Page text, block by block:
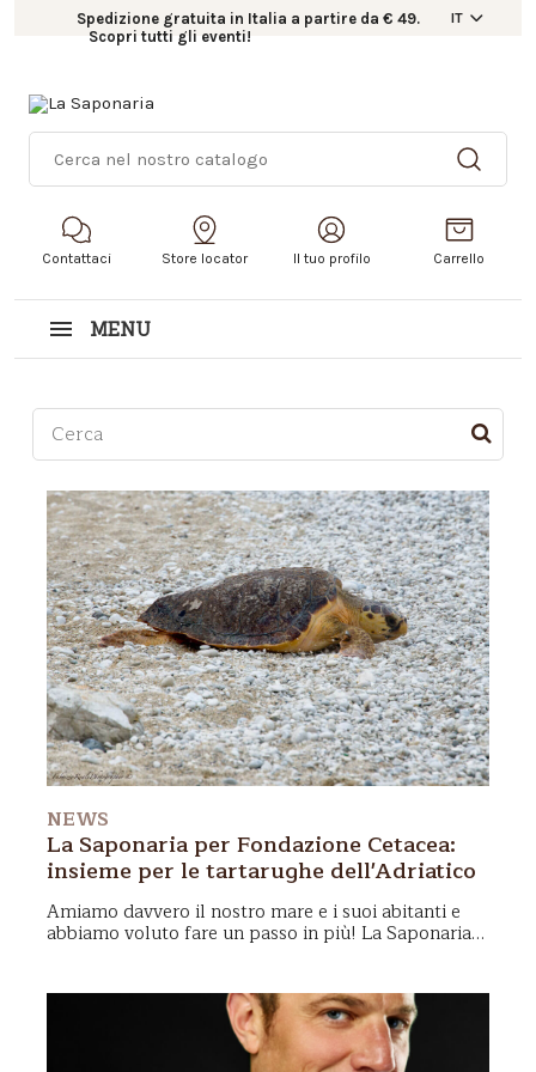
Spedizione gratuita in Italia a partire da € 49.
Scopri tutti gli eventi!
IT
Contattaci Store locator Il tuo profilo Carrello
MENU
Questo è un campo di ricerca con una funzionalità
Non sono presenti suggerimenti perché il campo
NEWS
La Saponaria per Fondazione Cetacea:
insieme per le tartarughe dell'Adriatico
Amiamo davvero il nostro mare e i suoi abitantie
abbiamo voluto fare un passo in più! La Saponaria
salvaguardia dei cetacei e delle tartarughe dell'alto
dopo le due tartarughe adottate nel 2025,
abbiamo fatto una nuova azione anche nel 2026!
Ecco com'è andata e come sta andando.